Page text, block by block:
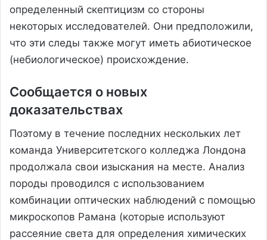
определенный скептицизм со стороны
некоторых исследователей. Они предположили,
что эти следы также могут иметь абиотическое
(небиологическое) происхождение.
Сообщается о новых
доказательствах
Поэтому в течение последних нескольких лет
команда Университетского колледжа Лондона
продолжала свои изыскания на месте. Анализ
породы проводился с использованием
комбинации оптических наблюдений с помощью
микроскопов Рамана (которые используют
рассеяние света для определения химических